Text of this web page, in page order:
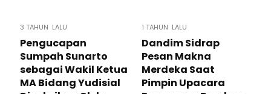
3 TAHUN LALU
Pengucapan
Sumpah Sunarto
sebagai Wakil Ketua
MA Bidang Yudisial
1 TAHUN LALU
Dandim Sidrap
Pesan Makna
Merdeka Saat
Pimpin Upacara